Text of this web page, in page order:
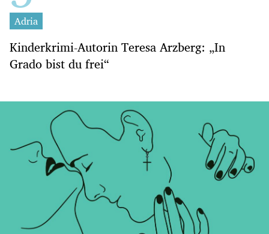
Adria
Kinderkrimi-Autorin Teresa Arzberg: „In
Grado bist du frei“